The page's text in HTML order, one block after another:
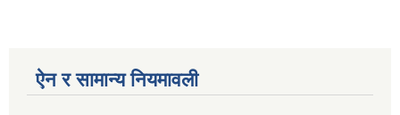
ऐन र सामान्य नियमावली